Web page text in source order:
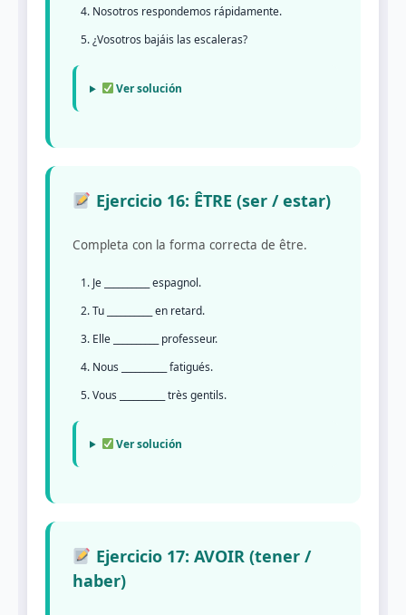
Nosotros respondemos rápidamente.
¿Vosotros bajáis las escaleras?
Ver solución
Ejercicio 16: ÊTRE (ser / estar)
Completa con la forma correcta de être.
Je __________ espagnol.
Tu __________ en retard.
Elle __________ professeur.
Nous __________ fatigués.
Vous __________ très gentils.
Ver solución
Ejercicio 17: AVOIR (tener /
haber)